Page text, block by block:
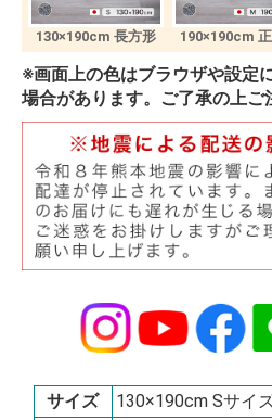
130×190cm 長方形 190×190cm
※画面上の色はブラウザや設定
場合があります。ご了承の上ご
サイズ 130×190cm Sサイ